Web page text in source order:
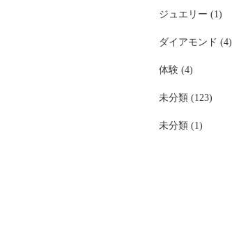
ジュエリー (1)
ダイアモンド (4)
体験 (4)
未分類 (123)
未分類 (1)